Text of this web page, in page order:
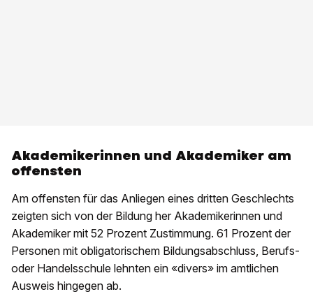
Akademikerinnen und Akademiker am
offensten
Am offensten für das Anliegen eines dritten Geschlechts
zeigten sich von der Bildung her Akademikerinnen und
Akademiker mit 52 Prozent Zustimmung. 61 Prozent der
Personen mit obligatorischem Bildungsabschluss, Berufs-
oder Handelsschule lehnten ein «divers» im amtlichen
Ausweis hingegen ab.